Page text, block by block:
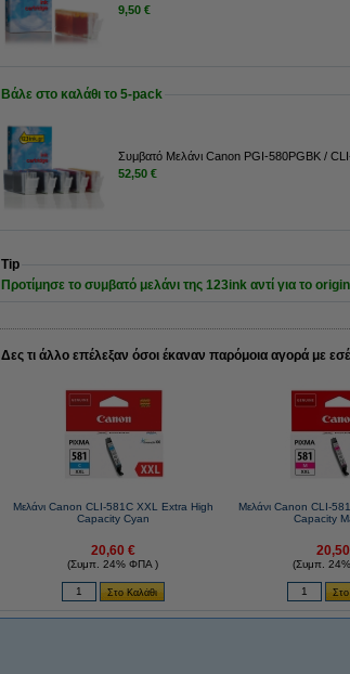
9,50 €
Βάλε στο καλάθι το 5-pack
Συμβατό Μελάνι Canon PGI-580PGBK /
52,50 €
Tip
Προτίμησε το συμβατό μελάνι της 123ink αντί για το
Δες τι άλλο επέλεξαν όσοι έκαναν παρόμοια αγορά με
Μελάνι Canon CLI-581C XXL Extra High
Capacity Cyan
20,60 €
(Συμπ. 24% ΦΠΑ )
Μελάνι Canon CLI-
Capacity
(Συμπ.